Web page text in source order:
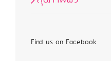
Find us on Facebook